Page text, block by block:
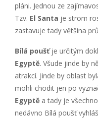
pláni. Jednou ze
Tzv. El Santa je strom
zastavuje tady většina
Bílá poušťje určitým
Egyptě. Všude jinde by
atrakcí. Jinde by oblast
mohli chodit jen po
Egyptě a tady je
nedávno Bílá poušť